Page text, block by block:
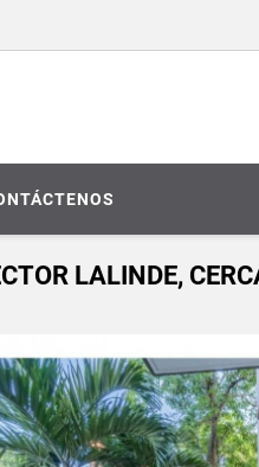
LALINDE,